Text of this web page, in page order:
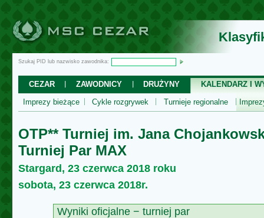
Szukaj PID lub nazwisko zawodnika:
CEZAR ZAWODNICY DRUŻYNY
KALENDARZ I
Imprezy bieżące
Cykle rozgrywek Turnieje regionalne
OTP** Turniej im. Jana
Turniej Par MAX
Stargard, 23 czerwca 2018 roku
sobota, 23 czerwca 2018r.
Wyniki oficjalne − turniej par